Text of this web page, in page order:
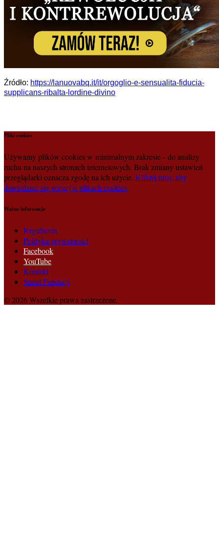
Źródło: https://lanuovabq.it/it/orgoglio-e-sensualita-fiducia-
supplicans-ribalta-lordine-divino
Pliki cookies
Używamy plików cookies w minimalnym zakresie - do analizy
ruchu na naszych stronach internetowych. Brak zmiany ustawień
przeglądarki oznacza zgodę na ich użycie. Kliknij tutaj, aby
dowiedzieć się więcej o plikach cookies.
Ważne informacje
Regulamin
Polityka prywatności
Facebook
YouTube
Kontakt
Statut Fundacji
© 2026 Wszelkie prawa zastrzeżone.